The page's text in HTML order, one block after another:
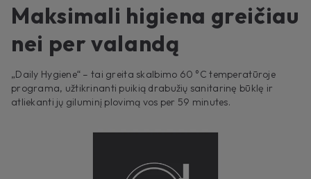
Maksimali higiena greičiau
nei per valandą
„Daily Hygiene“ – tai greita skalbimo 60 °C temperatūroje
programa, užtikrinanti puikią drabužių sanitarinę būklę ir
atliekanti jų giluminį plovimą vos per 59 minutes.